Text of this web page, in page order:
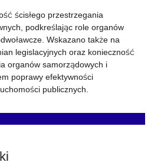
ścisłego przestrzegania
podkreślając role organów
Wskazano także na
legislacyjnych oraz konieczność
organów samorządowych i
poprawy efektywności
publicznych.